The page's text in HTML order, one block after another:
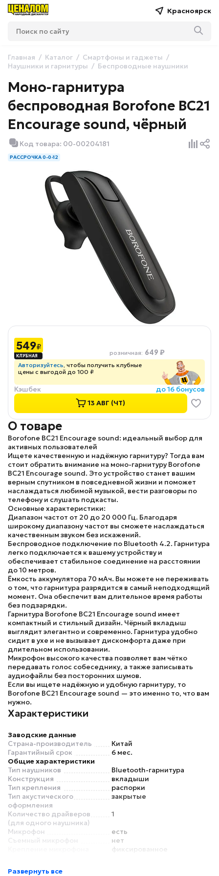
Красноярск
Главная Каталог
Смартфоны и гаджеты
Наушники и гарнитуры
Беспроводные наушники
Моно-гарнитура
беспроводная Borofone BC21
Encourage sound, чёрный
Код товара: 00-00204181
РАССРОЧКА 0-0-12
549₽
розничная: 649 ₽
Авторизуйтесь, чтобы получить клубные
цены с выгодой до 100 ₽
Кэшбек
до 16 бонусов
13 АВГ (ЧТ)
О товаре
Borofone BC21 Encourage sound: идеальный выбор для
активных пользователей
Ищете качественную и надёжную гарнитуру? Тогда вам
стоит обратить внимание на моно-гарнитуру Borofone
BC21 Encourage sound. Это устройство станет вашим
верным спутником в повседневной жизни и поможет
наслаждаться любимой музыкой, вести разговоры по
телефону и слушать подкасты.
Основные характеристики:
Диапазон частот от 20 до 20 000 Гц. Благодаря
широкому диапазону частот вы сможете наслаждаться
качественным звуком без искажений.
Беспроводное подключение по Bluetooth 4.2. Гарнитура
легко подключается к вашему устройству и
обеспечивает стабильное соединение на расстоянии
до 10 метров.
Ёмкость аккумулятора 70 мАч. Вы можете не переживать
о том, что гарнитура разрядится в самый неподходящий
момент. Она обеспечит вам длительное время работы
без подзарядки.
Гарнитура Borofone BC21 Encourage sound имеет
компактный и стильный дизайн. Чёрный вкладыш
выглядит элегантно и современно. Гарнитура удобно
сидит в ухе и не вызывает дискомфорта даже при
длительном использовании.
Микрофон высокого качества позволяет вам чётко
передавать голос собеседнику, а также записывать
аудиофайлы без посторонних шумов.
Если вы ищете надёжную и удобную гарнитуру, то
Borofone BC21 Encourage sound — это именно то, что вам
нужно.
Характеристики
Заводские данные
Страна-производитель
Китай
Гарантийный срок
6 мес.
Общие характеристики
Тип наушников
Bluetooth-гарнитура
Конструкция
вкладыши
Тип крепления
распорки
Тип акустического
оформления
закрытые
Количество драйверов
(для одного наушника)
1
Микрофон
есть
Съемный микрофон
нет
фиксированное
Развернуть все